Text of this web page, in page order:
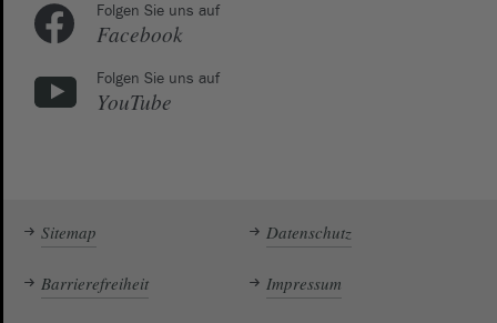
Folgen Sie uns auf
Facebook
Folgen Sie uns auf
YouTube
Sitemap Datenschutz
Barrierefreiheit Impressum